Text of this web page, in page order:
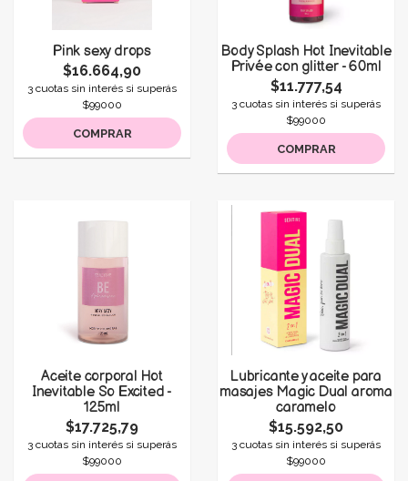
Pink sexy drops
$16.664,90
3 cuotas sin interés si superás
$99000
COMPRAR
Body Splash Hot Inevitable
Privée con glitter - 60ml
$11.777,54
3 cuotas sin interés si superás
$99000
COMPRAR
Aceite corporal Hot
Inevitable So Excited -
125ml
$17.725,79
3 cuotas sin interés si superás
$99000
Lubricante y aceite para
masajes Magic Dual aroma
caramelo
$15.592,50
3 cuotas sin interés si superás
$99000